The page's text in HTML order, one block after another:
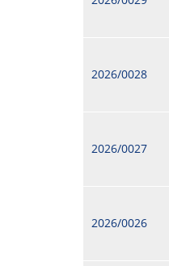
2026/0028
2026/0027
2026/0026